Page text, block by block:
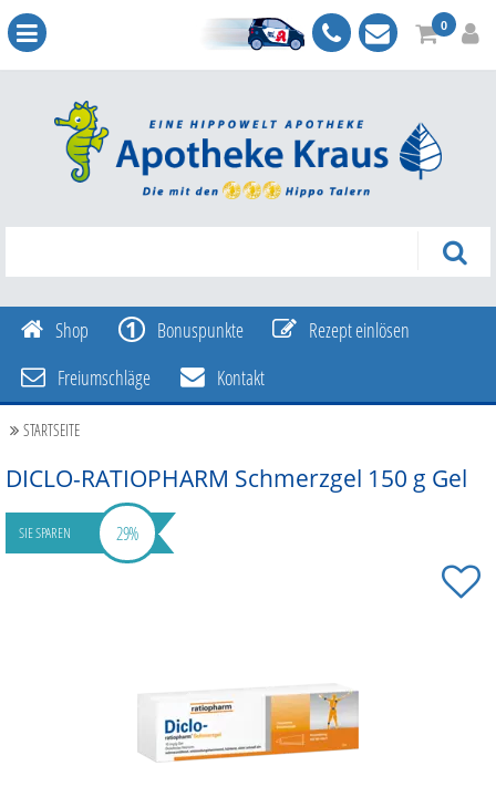
0
Shop Bonuspunkte
Rezept einlösen
Freiumschläge
Kontakt
STARTSEITE
DICLO-RATIOPHARM Schmerzgel 150 g Gel
SIE SPAREN 29%